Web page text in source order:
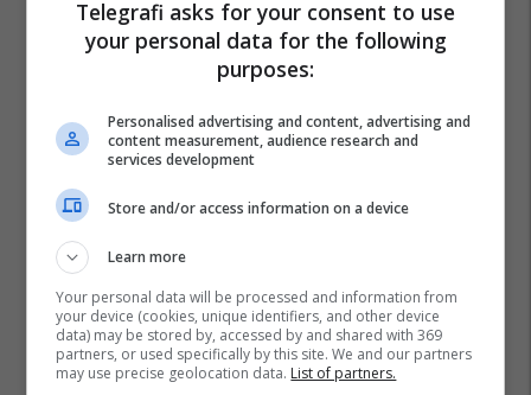
Telegrafi asks for your consent to use
your personal data for the following
purposes:
Personalised advertising and content, advertising and
content measurement, audience research and
services development
Store and/or access information on a device
Learn more
Your personal data will be processed and information from
your device (cookies, unique identifiers, and other device
data) may be stored by, accessed by and shared with 369
partners, or used specifically by this site. We and our partners
may use precise geolocation data. List of partners.